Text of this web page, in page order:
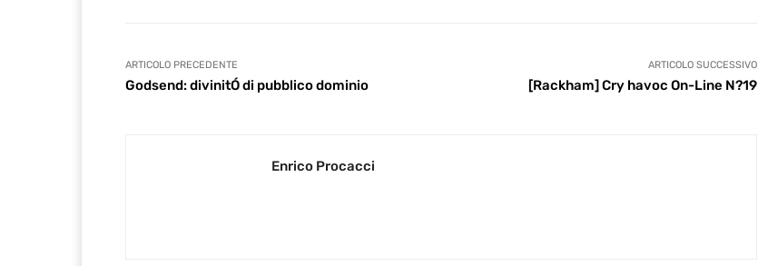
ARTICOLO PRECEDENTE
Godsend: divinitÓ di pubblico dominio
ARTICOLO SUCCESSIVO
[Rackham] Cry havoc On-Line N?19
Enrico Procacci